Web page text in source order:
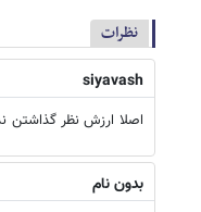
نظرات
siyavash
اصلا ارزش نظر گذاشتن
بدون نام